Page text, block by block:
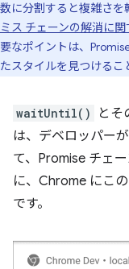
数に分割すると複雑さを
ミス チェーンの解消に
要なポイントは、
たスタイルを見つけるこ
waitUntil()
とそ
は、デベロッパー
て、Promise チェ
に、Chrome にこ
です。